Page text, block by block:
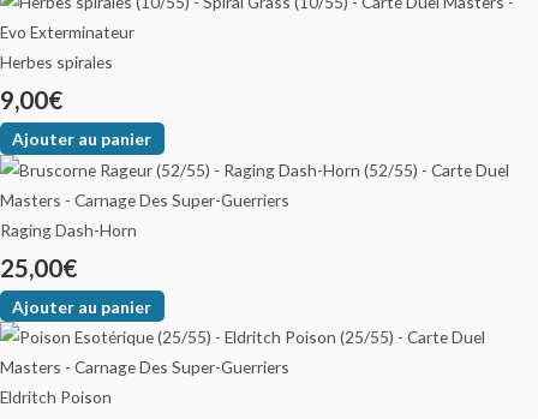
Herbes spirales
9,00€
Ajouter au panier
Raging Dash-Horn
25,00€
Ajouter au panier
Eldritch Poison